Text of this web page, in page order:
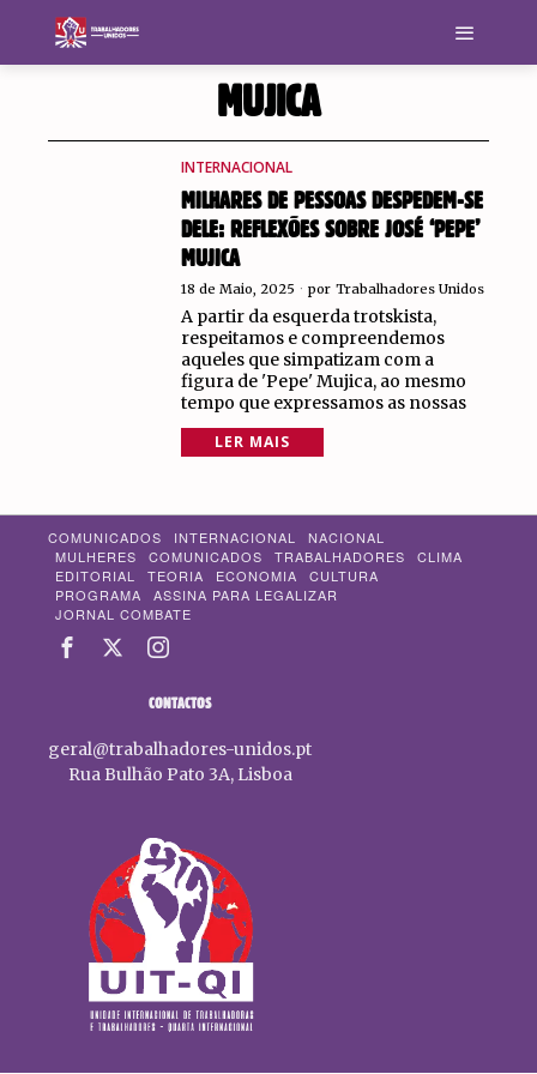
MUJICA
INTERNACIONAL
MILHARES DE PESSOAS DESPEDEM-SE
DELE: REFLEXÕES SOBRE JOSÉ ‘PEPE’
MUJICA
18 de Maio, 2025 por Trabalhadores Unidos
A partir da esquerda trotskista,
respeitamos e compreendemos
aqueles que simpatizam com a
figura de 'Pepe' Mujica, ao mesmo
tempo que expressamos as nossas
LER MAIS
COMUNICADOS INTERNACIONAL
NACIONAL
MULHERES
COMUNICADOS TRABALHADORES
CLIMA
EDITORIAL
TEORIA ECONOMIA
CULTURA
PROGRAMA
ASSINA PARA LEGALIZAR
JORNAL COMBATE
CONTACTOS
geral@trabalhadores-unidos.pt
Rua Bulhão Pato 3A, Lisboa